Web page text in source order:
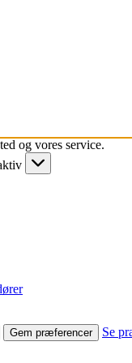
og vores service.
Gem præferencer Se